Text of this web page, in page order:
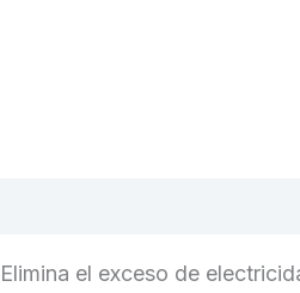
Elimina el exceso de